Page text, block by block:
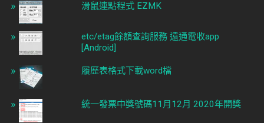
滑鼠連點程式 EZMK
etc/etag餘額查詢服務 遠通電收app
[Android]
履歷表格式下載word檔
統一發票中獎號碼11月12月 2020年開獎